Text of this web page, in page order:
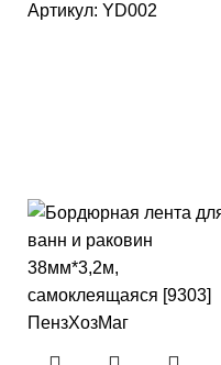
Артикул: YD002